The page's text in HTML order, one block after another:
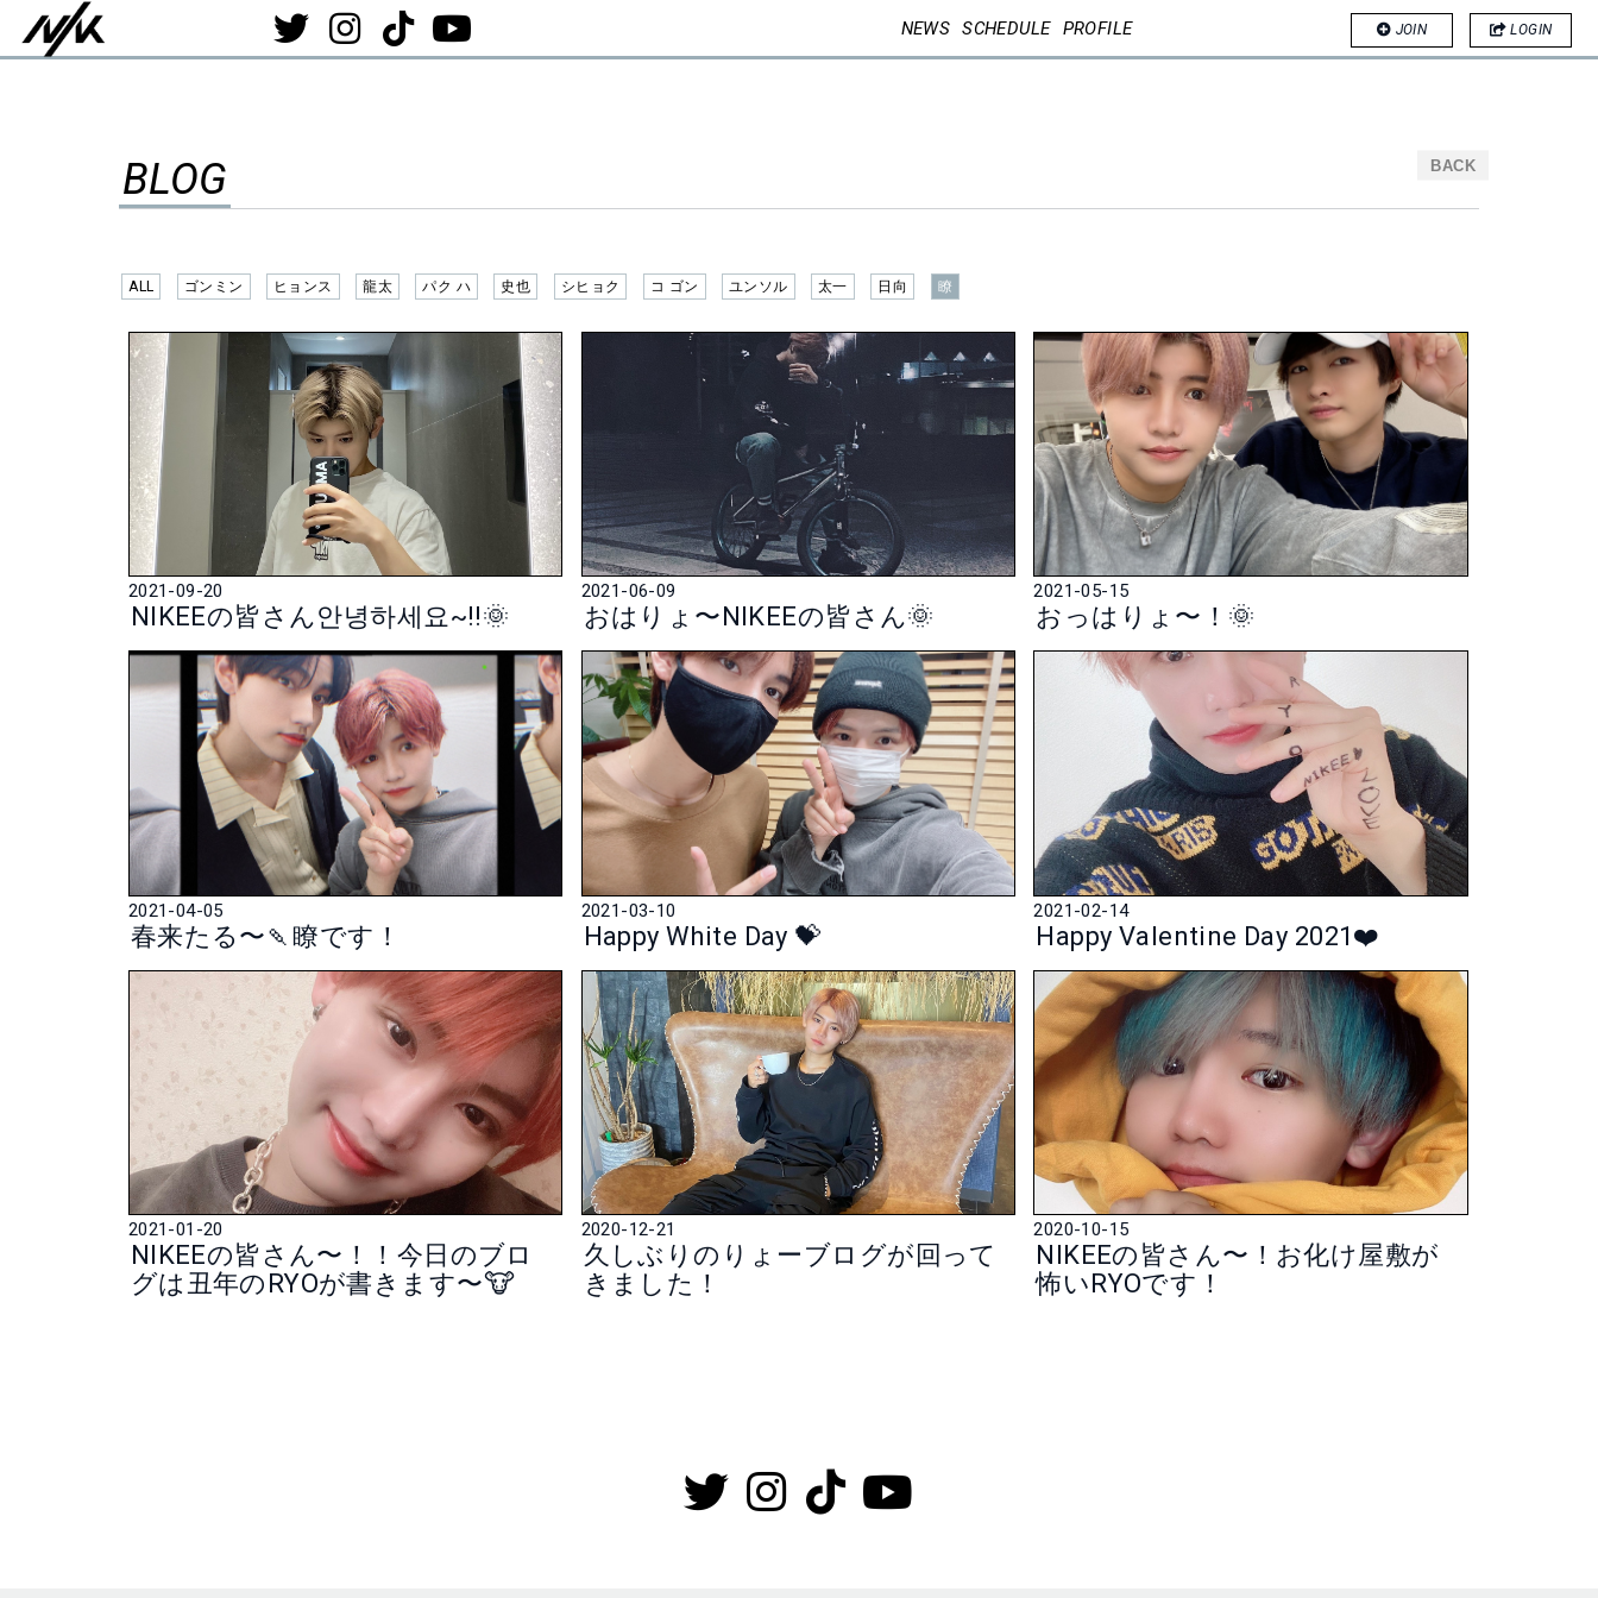
JOIN LOGIN
NEWS SCHEDULE PROFILE
BLOG BACK
ALL ゴンミン ヒョンス 龍太 パク ハ 史也 シヒョク コ ゴン ユンソル 太一 日向 瞭
2021-09-20
NIKEEの皆さん안녕하세요~!!🌞
2021-06-09
おはりょ〜NIKEEの皆さん🌞
2021-05-15
おっはりょ〜！🌞
2021-04-05
春来たる〜🍡瞭です！
2021-03-10
Happy White Day 💝
2021-02-14
Happy Valentine Day 2021❤️
2021-01-20
NIKEEの皆さん〜！！今日のブロ
グは丑年のRYOが書きます〜🐮
2020-12-21
久しぶりのりょーブログが回って
きました！
2020-10-15
NIKEEの皆さん〜！お化け屋敷が
怖いRYOです！